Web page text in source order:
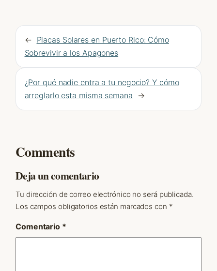
← Placas Solares en Puerto Rico: Cómo
Sobrevivir a los Apagones
¿Por qué nadie entra a tu negocio? Y cómo
arreglarlo esta misma semana
→
Comments
Deja un comentario
Tu dirección de correo electrónico no será publicada.
Los campos obligatorios están marcados con *
Comentario *